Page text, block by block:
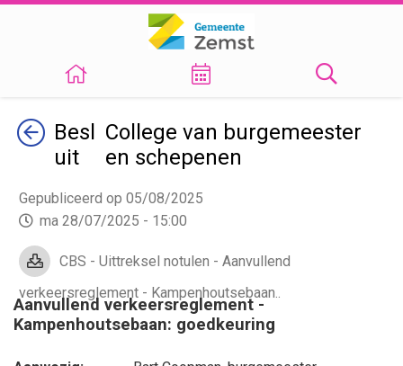
TerugBesl
uit
College van burgemeester
en schepenen
Gepubliceerd op 05/08/2025
ma 28/07/2025 - 15:00
CBS - Uittreksel notulen - Aanvullend
verkeersreglement - Kampenhoutsebaan..
Aanvullend verkeersreglement -
Kampenhoutsebaan: goedkeuring